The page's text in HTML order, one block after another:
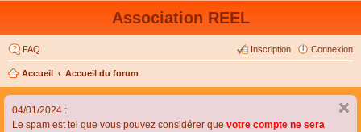
Association REEL
FAQ Connexion
Inscription
Accueil Accueil du forum
04/01/2024 :
Le spam est tel que vous pouvez considérer que votre compte ne sera